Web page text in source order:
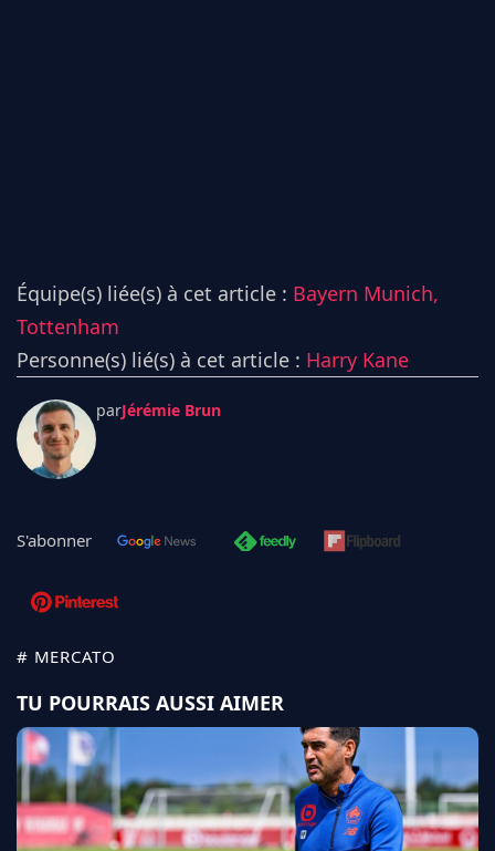
Équipe(s) liée(s) à cet article : Bayern Munich,
Tottenham
Personne(s) lié(s) à cet article : Harry Kane
parJérémie Brun
S'abonner
# MERCATO
TU POURRAIS AUSSI AIMER